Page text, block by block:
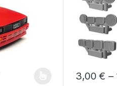
gewählt werden
können auf der
weist mehrere Varianten auf.
3,00€ –
Dieses